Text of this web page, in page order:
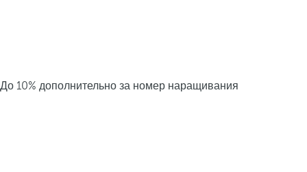
До 10% дополнительно за номер наращивания